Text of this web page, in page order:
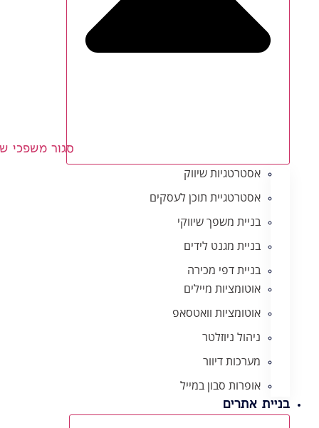
סגור משפכי
אסטרטגיות שיווק
אסטרטגיית תוכן לעסקים
בניית משפך שיווקי
בניית מגנט לידים
בניית דפי מכירה
אוטומציות מיילים
אוטומציות וואטסאפ
ניהול ניוזלטר
מערכות דיוור
אופרות סבון במייל
בניית אתרים